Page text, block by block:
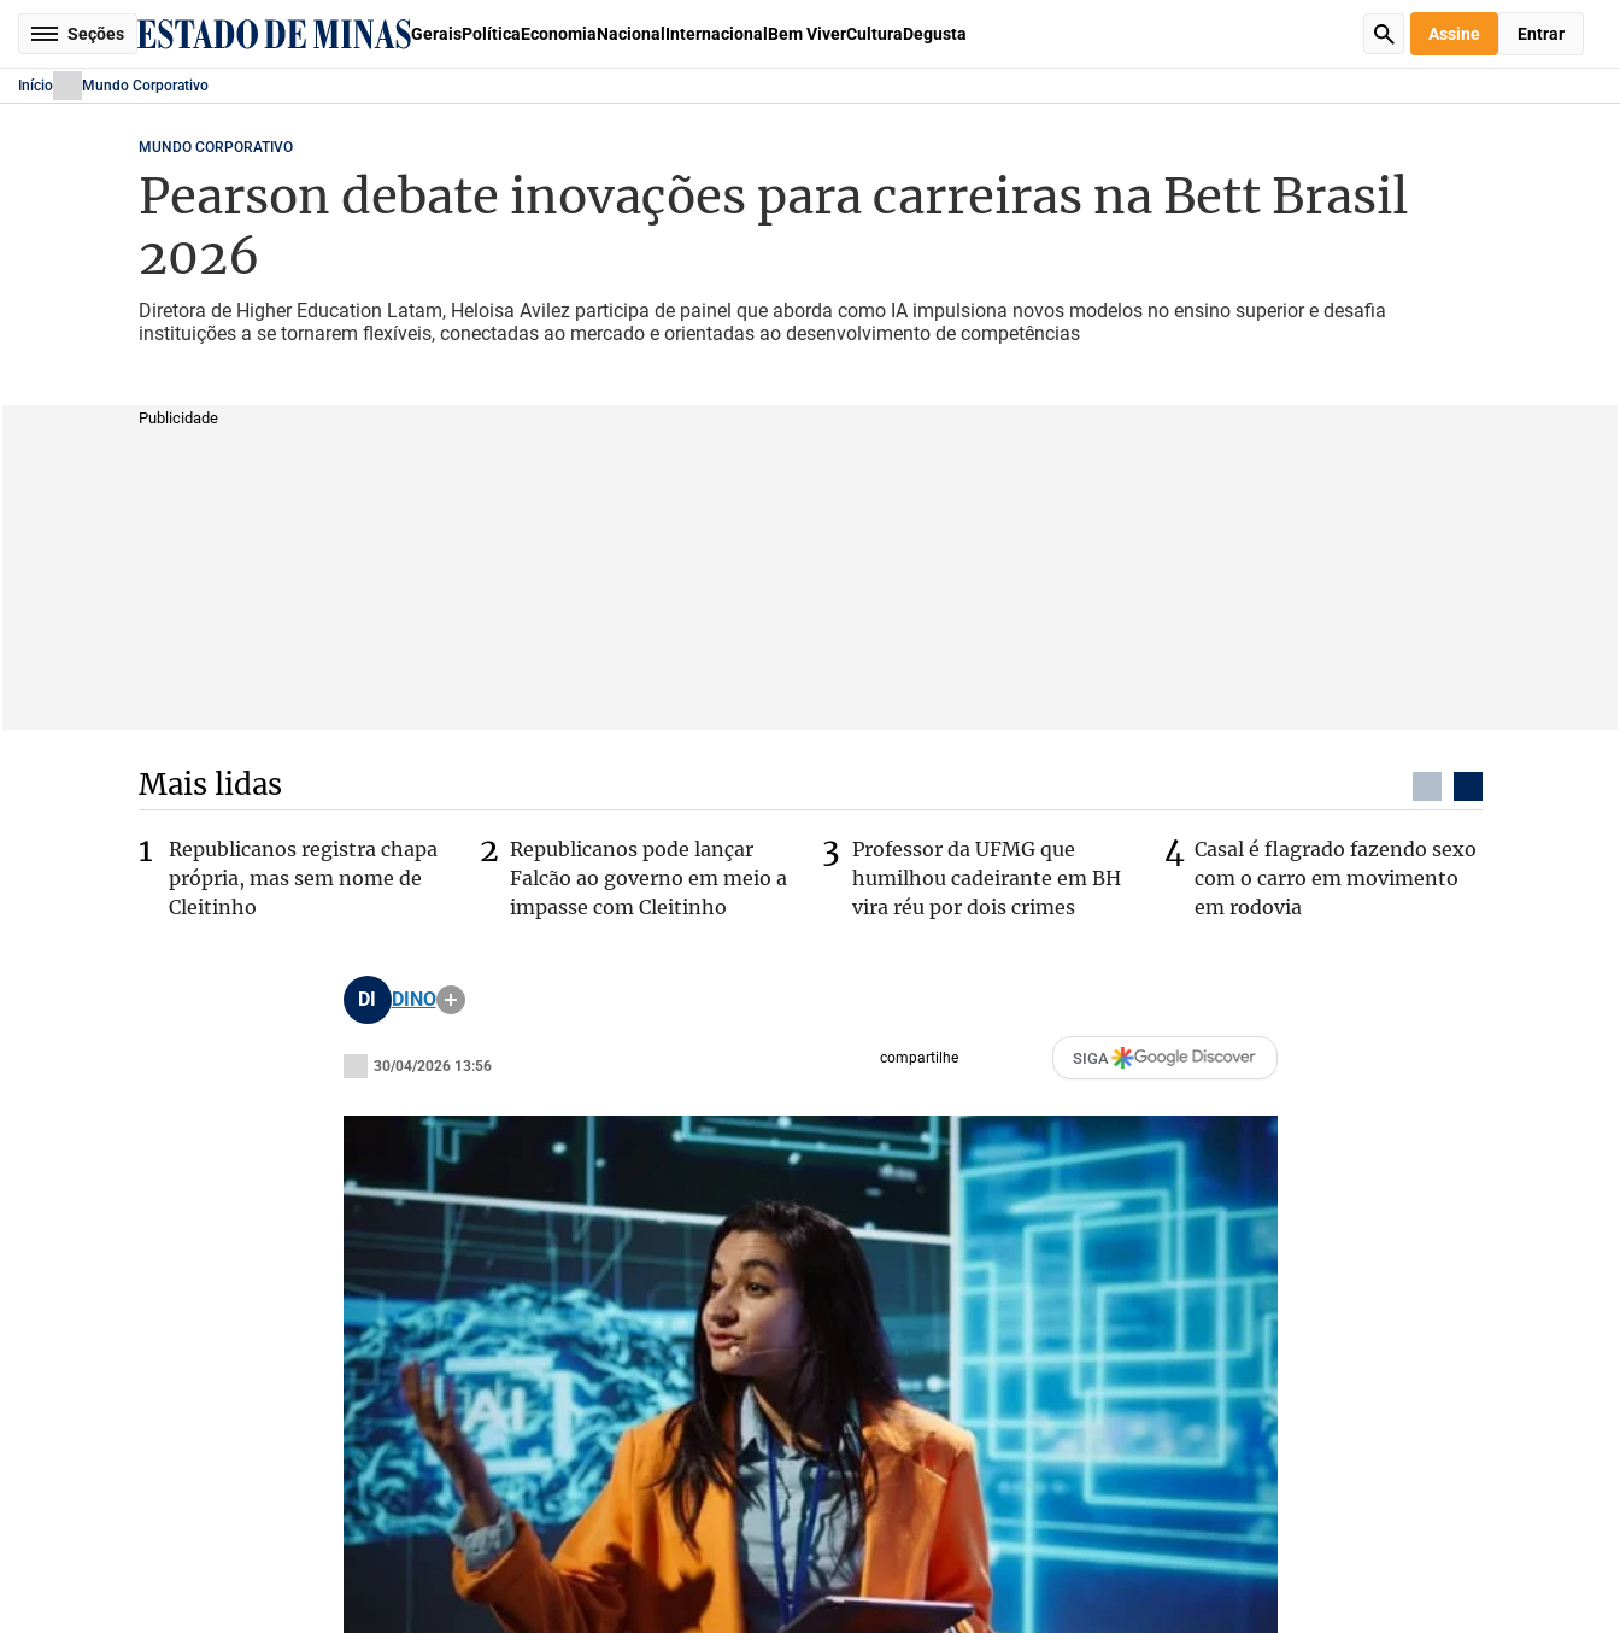
Seções GeraisPolíticaEconomiaNacional Internacional Bem ViverCulturaDegusta Assine Entrar
Início Mundo Corporativo
MUNDO CORPORATIVO
Pearson debate inovações para carreiras na Bett Brasil
2026
Diretora de Higher Education Latam, Heloisa Avilez participa de painel que aborda como IA impulsiona novos modelos no ensino superior e desafia
instituições a se tornarem flexíveis, conectadas ao mercado e orientadas ao desenvolvimento de competências
Publicidade
Mais lidas
Republicanos registra chapa
própria, mas sem nome de
Cleitinho
Republicanos pode lançar
Falcão ao governo em meio a
impasse com Cleitinho
Professor da UFMG que
humilhou cadeirante em BH
vira réu por dois crimes
Casal é flagrado fazendo sexo
com o carro em movimento
em rodovia
DI DINO
30/04/2026 13:56 compartilhe SIGA